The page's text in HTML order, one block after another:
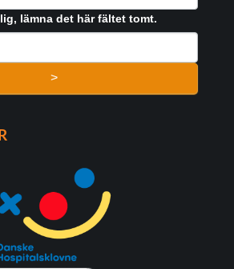
lämna det här fältet tomt.
>